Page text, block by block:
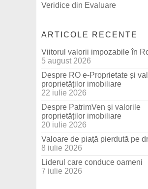
Veridice din Evaluare
ARTICOLE RECENTE
Viitorul valorii impozabile în
5 august 2026
Despre RO e-Proprietate și
proprietăților imobiliare
22 iulie 2026
Despre PatrimVen și valorile
proprietăților imobiliare
20 iulie 2026
Valoare de piață pierdută pe
8 iulie 2026
Liderul care conduce oameni
7 iulie 2026